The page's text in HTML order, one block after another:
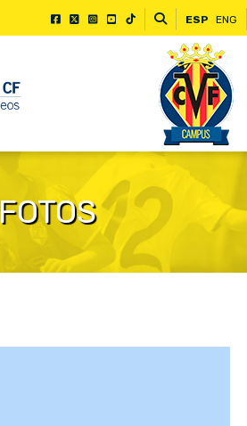
ESP ENG
FOTOS